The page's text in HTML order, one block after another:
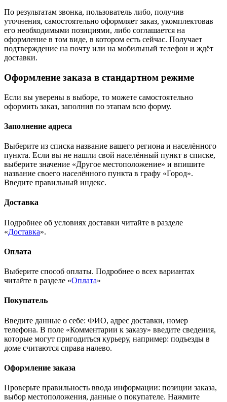
По результатам звонка, пользователь либо, получив
уточнения, самостоятельно оформляет заказ, укомплектовав
его необходимыми позициями, либо соглашается на
оформление в том виде, в котором есть сейчас. Получает
подтверждение на почту или на мобильный телефон и ждёт
доставки.
Оформление заказа в стандартном режиме
Если вы уверены в выборе, то можете самостоятельно
оформить заказ, заполнив по этапам всю форму.
Заполнение адреса
Выберите из списка название вашего региона и населённого
пункта. Если вы не нашли свой населённый пункт в списке,
выберите значение «Другое местоположение» и впишите
название своего населённого пункта в графу «Город».
Введите правильный индекс.
Доставка
Подробнее об условиях доставки читайте в разделе
«Доставка».
Оплата
Выберите способ оплаты. Подробнее о всех вариантах
читайте в разделе «Оплата»
Покупатель
Введите данные о себе: ФИО, адрес доставки, номер
телефона. В поле «Комментарии к заказу» введите сведения,
которые могут пригодиться курьеру, например: подъезды в
доме считаются справа налево.
Оформление заказа
Проверьте правильность ввода информации: позиции заказа,
выбор местоположения, данные о покупателе. Нажмите